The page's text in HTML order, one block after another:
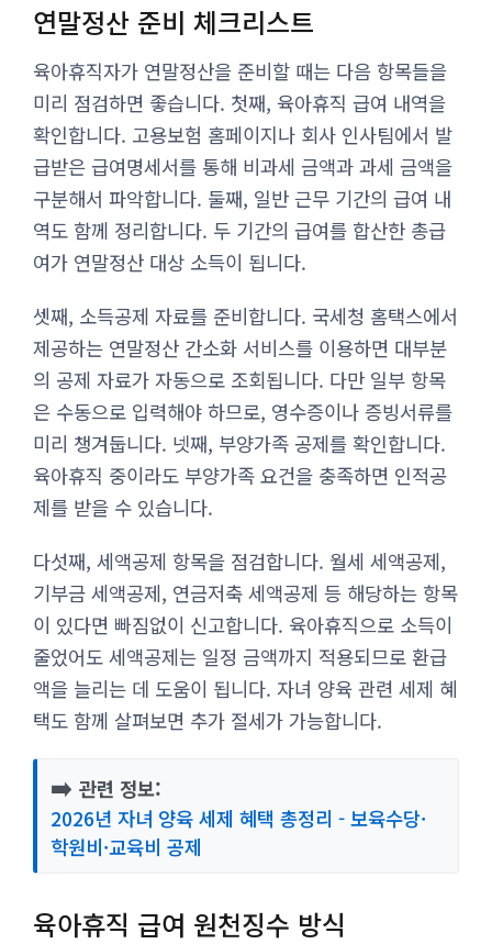
연말정산 준비 체크리스트
육아휴직자가 연말정산을 준비할 때는 다음 항목들을
미리 점검하면 좋습니다. 첫째, 육아휴직 급여 내역을
확인합니다. 고용보험 홈페이지나 회사 인사팀에서 발
급받은 급여명세서를 통해 비과세 금액과 과세 금액을
구분해서 파악합니다. 둘째, 일반 근무 기간의 급여 내
역도 함께 정리합니다. 두 기간의 급여를 합산한 총급
여가 연말정산 대상 소득이 됩니다.
셋째, 소득공제 자료를 준비합니다. 국세청 홈택스에서
제공하는 연말정산 간소화 서비스를 이용하면 대부분
의 공제 자료가 자동으로 조회됩니다. 다만 일부 항목
은 수동으로 입력해야 하므로, 영수증이나 증빙서류를
미리 챙겨둡니다. 넷째, 부양가족 공제를 확인합니다.
육아휴직 중이라도 부양가족 요건을 충족하면 인적공
제를 받을 수 있습니다.
다섯째, 세액공제 항목을 점검합니다. 월세 세액공제,
기부금 세액공제, 연금저축 세액공제 등 해당하는 항목
이 있다면 빠짐없이 신고합니다. 육아휴직으로 소득이
줄었어도 세액공제는 일정 금액까지 적용되므로 환급
액을 늘리는 데 도움이 됩니다. 자녀 양육 관련 세제 혜
택도 함께 살펴보면 추가 절세가 가능합니다.
➡️ 관련 정보:
2026년 자녀 양육 세제 혜택 총정리 - 보육수당·
학원비·교육비 공제
육아휴직 급여 원천징수 방식